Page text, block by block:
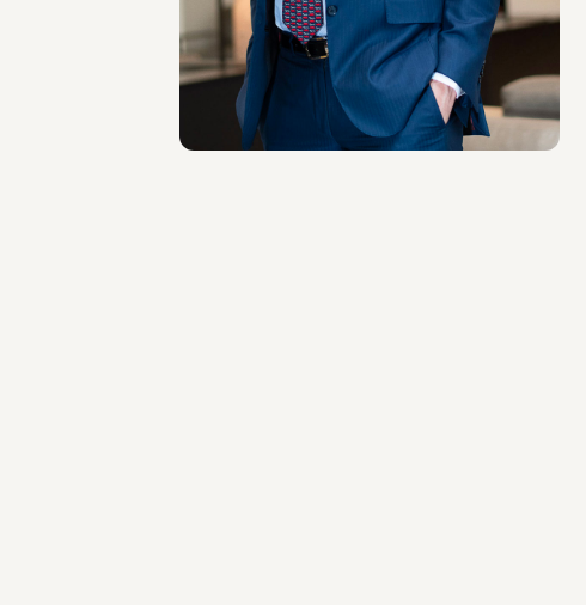
SEDI
Milano
Scopri il professionista